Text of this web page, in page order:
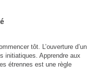
tôt. L’ouverture d’un
initiatiques. Apprendre aux
étrennes est une règle